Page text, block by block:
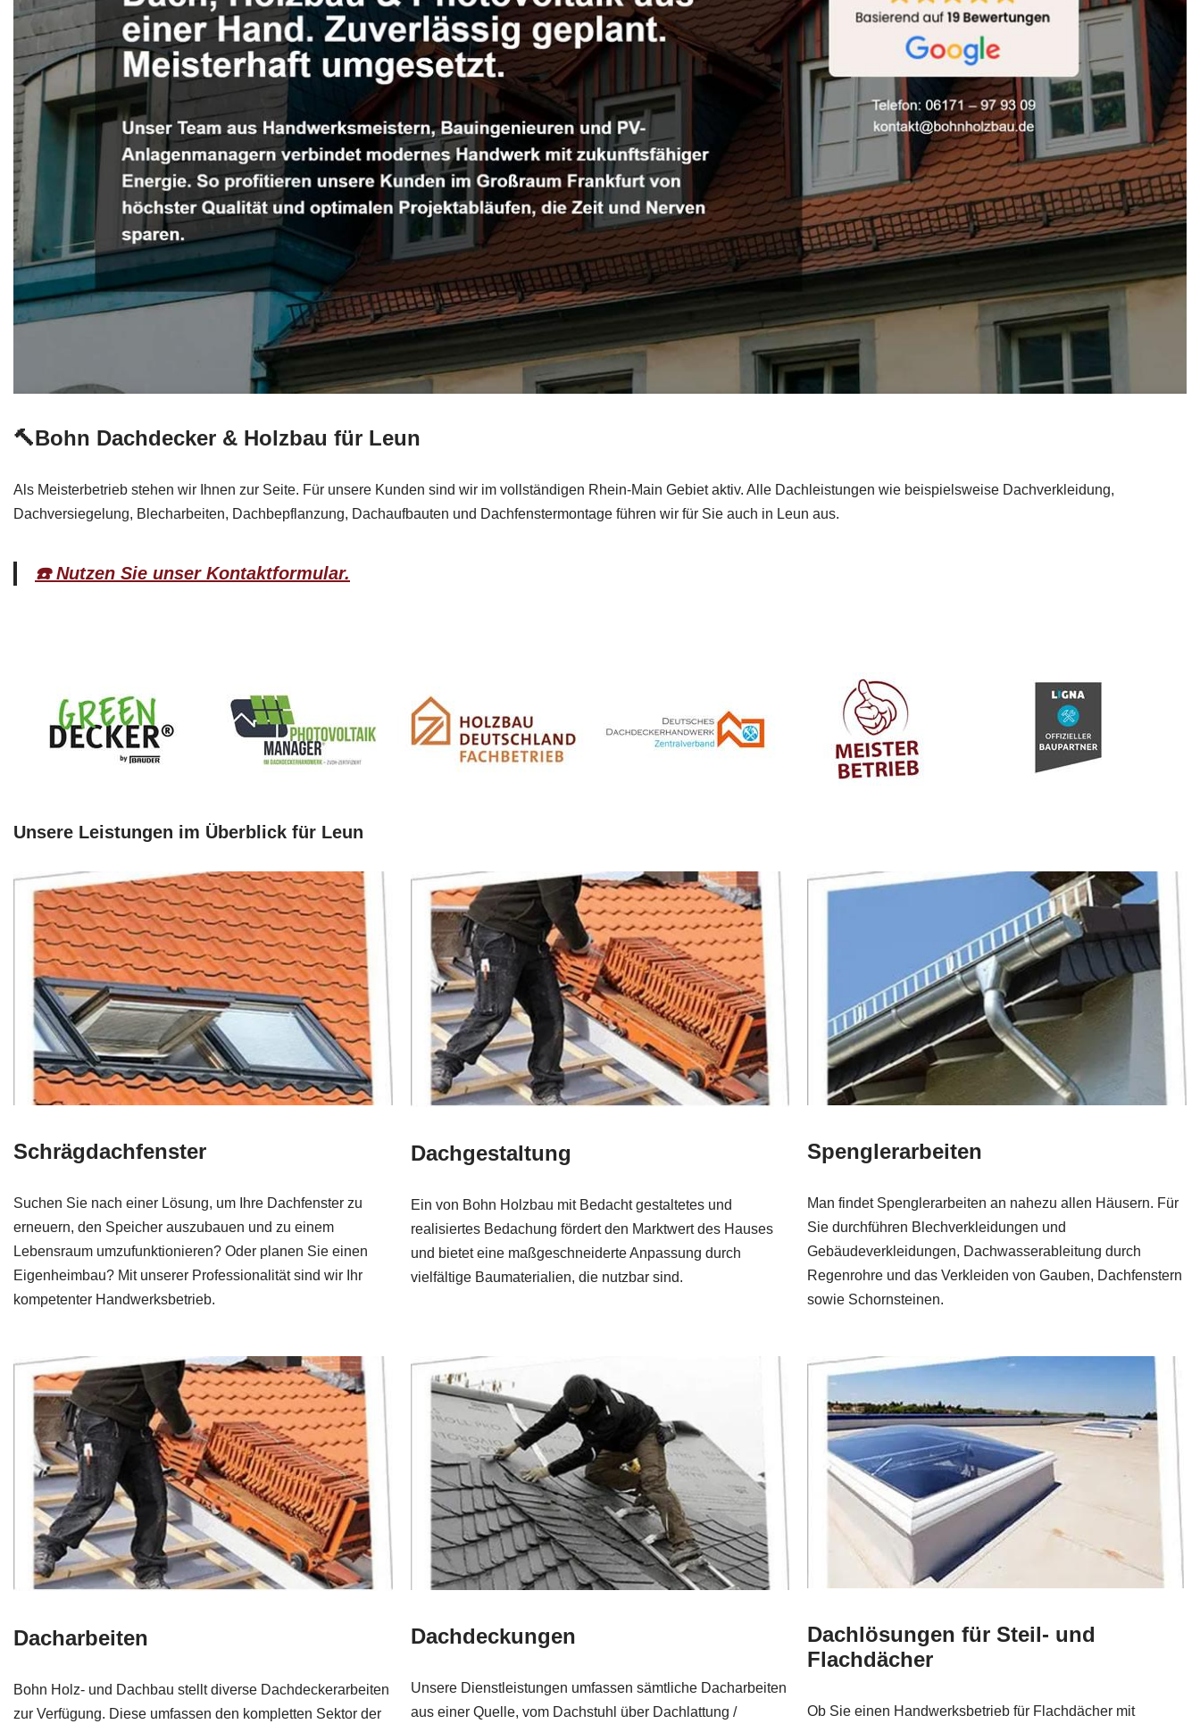
🔨Bohn Dachdecker & Holzbau für Leun
Als Meisterbetrieb stehen wir Ihnen zur Seite. Für unsere Kunden sind wir im vollständigen Rhein-Main Gebiet aktiv. Alle Dachleistungen wie beispielsweise Dachverkleidung,
Dachversiegelung, Blecharbeiten, Dachbepflanzung, Dachaufbauten und Dachfenstermontage führen wir für Sie auch in Leun aus.
☎️ Nutzen Sie unser Kontaktformular.
Unsere Leistungen im Überblick für Leun
Schrägdachfenster
Suchen Sie nach einer Lösung, um Ihre Dachfenster zu
erneuern, den Speicher auszubauen und zu einem
Lebensraum umzufunktionieren? Oder planen Sie einen
Eigenheimbau? Mit unserer Professionalität sind wir Ihr
kompetenter Handwerksbetrieb.
Dachgestaltung
Ein von Bohn Holzbau mit Bedacht gestaltetes und
realisiertes Bedachung fördert den Marktwert des Hauses
und bietet eine maßgeschneiderte Anpassung durch
vielfältige Baumaterialien, die nutzbar sind.
Spenglerarbeiten
Man findet Spenglerarbeiten an nahezu allen Häusern. Für
Sie durchführen Blechverkleidungen und
Gebäudeverkleidungen, Dachwasserableitung durch
Regenrohre und das Verkleiden von Gauben, Dachfenstern
sowie Schornsteinen.
Dacharbeiten
Bohn Holz- und Dachbau stellt diverse Dachdeckerarbeiten
zur Verfügung. Diese umfassen den kompletten Sektor der
Dachdeckungen
Unsere Dienstleistungen umfassen sämtliche Dacharbeiten
aus einer Quelle, vom Dachstuhl über Dachlattung /
Dachlösungen für Steil- und
Flachdächer
Ob Sie einen Handwerksbetrieb für Flachdächer mit